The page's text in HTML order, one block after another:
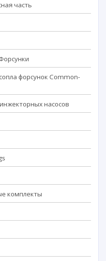
часть
форсунок Common-
насосов
комплекты